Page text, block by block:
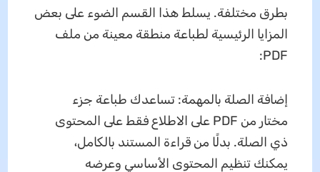
بطرق مختلفة. يسلط هذا القسم الضوء على بعض
المزايا الرئيسية لطباعة منطقة معينة من ملف
PDF:
إضافة الصلة بالمهمة: تساعدك طباعة جزء
مختار من PDF على الاطلاع فقط على المحتوى
ذي الصلة. بدلًا من قراءة المستند بالكامل،
يمكنك تنظيم المحتوى الأساسي وعرضه